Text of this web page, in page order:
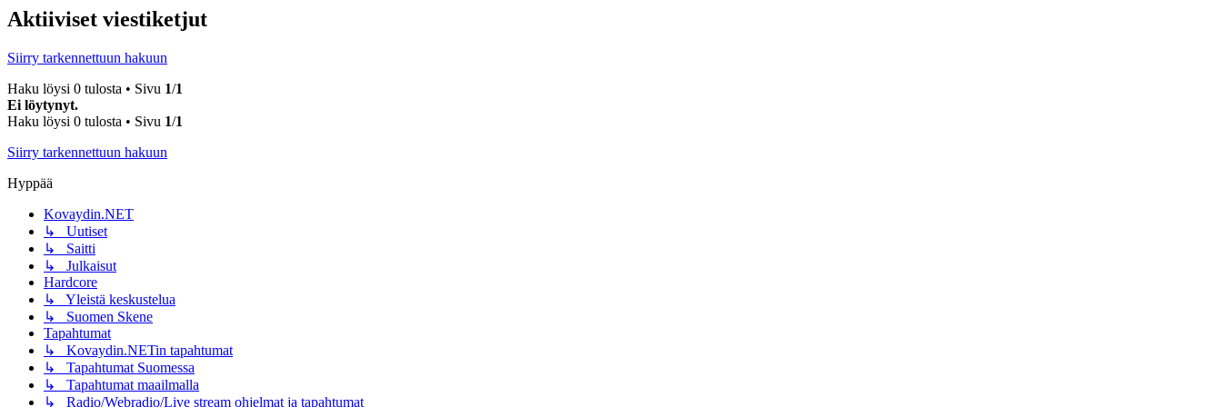
Aktiiviset viestiketjut
Siirry tarkennettuun hakuun
Haku löysi 0 tulosta • Sivu 1/1
Ei löytynyt.
Haku löysi 0 tulosta • Sivu 1/1
Siirry tarkennettuun hakuun
Hyppää
Kovaydin.NET
↳ Uutiset
↳ Saitti
↳ Julkaisut
Hardcore
↳ Yleistä keskustelua
↳ Suomen Skene
Tapahtumat
↳ Kovaydin.NETin tapahtumat
↳ Tapahtumat Suomessa
↳ Tapahtumat maailmalla
↳ Radio/Webradio/Live stream ohjelmat ja tapahtumat